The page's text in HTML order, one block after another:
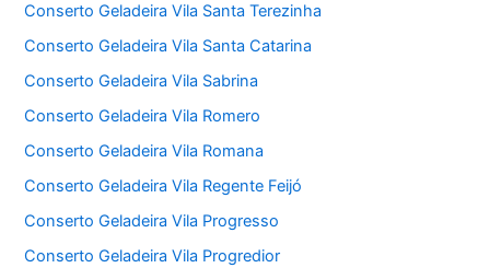
Conserto Geladeira Vila Santa Terezinha
Conserto Geladeira Vila Santa Catarina
Conserto Geladeira Vila Sabrina
Conserto Geladeira Vila Romero
Conserto Geladeira Vila Romana
Conserto Geladeira Vila Regente Feijó
Conserto Geladeira Vila Progresso
Conserto Geladeira Vila Progredior